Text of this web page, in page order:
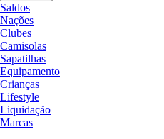
Saldos
Nações
Clubes
Camisolas
Sapatilhas
Equipamento
Crianças
Lifestyle
Liquidação
Marcas